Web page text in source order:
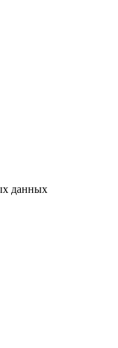
данных